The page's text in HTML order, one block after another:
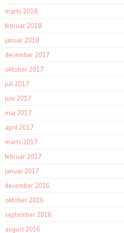
marts 2018
februar 2018
januar 2018
december 2017
oktober 2017
juli 2017
juni 2017
maj 2017
april 2017
marts 2017
februar 2017
januar 2017
december 2016
oktober 2016
september 2016
august 2016